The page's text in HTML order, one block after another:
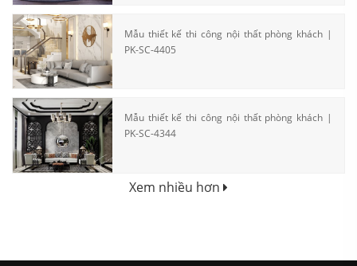
Mẫu thiết kế thi công nội thất phòng khách |
PK-SC-4405
Mẫu thiết kế thi công nội thất phòng khách |
PK-SC-4344
Xem nhiều hơn